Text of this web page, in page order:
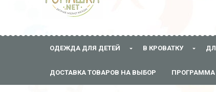
ОДЕЖДА ДЛЯ ДЕТЕЙ В КРОВАТКУ
ДОСТАВКА ТОВАРОВ НА ВЫБОР ПРОГРАММА